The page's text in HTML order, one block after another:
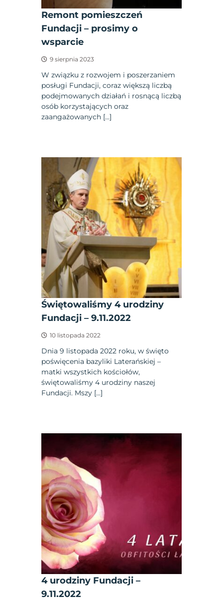
Remont pomieszczeń
Fundacji – prosimy o
wsparcie
9 sierpnia 2023
W związku z rozwojem i poszerzaniem
posługi Fundacji, coraz większą liczbą
podejmowanych działań i rosnącą liczbą
osób korzystających oraz
zaangażowanych […]
Świętowaliśmy 4 urodziny
Fundacji – 9.11.2022
10 listopada 2022
Dnia 9 listopada 2022 roku, w święto
poświęcenia bazyliki Laterańskiej –
matki wszystkich kościołów,
świętowaliśmy 4 urodziny naszej
Fundacji. Mszy […]
4 urodziny Fundacji –
9.11.2022